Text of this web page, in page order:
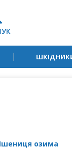
пшениця озима